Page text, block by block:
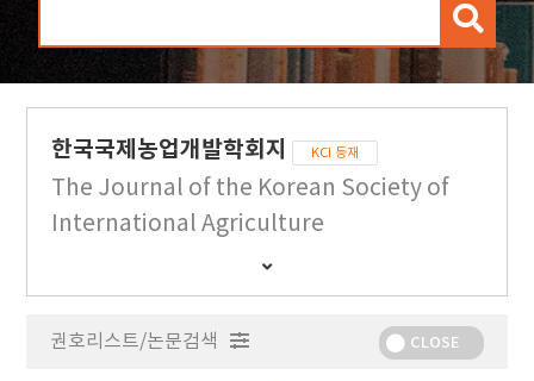
검
한국국제농업개발학회지 KCI 등재
The Journal of the Korean Society of
International Agriculture
간
행
권호리스트/논문검색 CLOSE